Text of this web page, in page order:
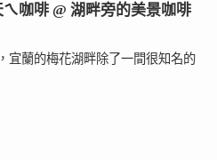
咖啡 @ 湖畔旁的美景咖啡
宜蘭的梅花湖畔除了一間很知名的